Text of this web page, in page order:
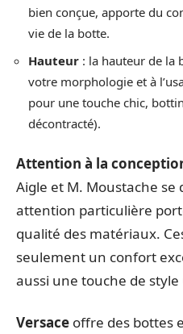
bien conçue, apporte du
vie de la botte.
Hauteur : la hauteur de la
votre morphologie et à
pour une touche chic,
décontracté).
Attention à la
Aigle et M. Moustache
attention particulière
qualité des matériaux.
seulement un confort
aussi une touche de
Versace offre des bottes